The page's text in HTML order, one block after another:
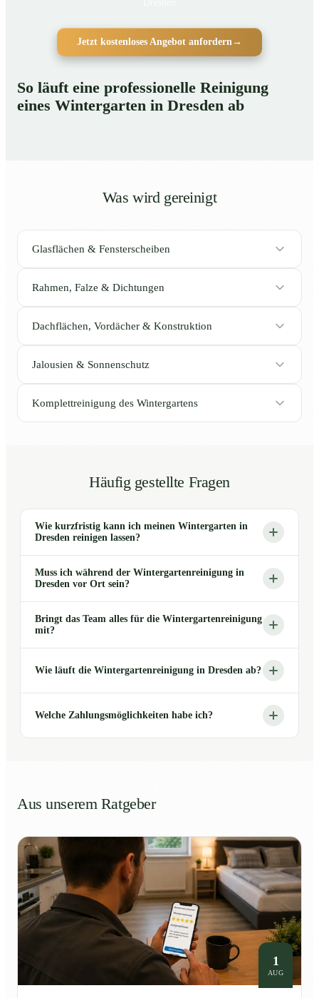
Jetzt kostenloses Angebot anfordern→
So läuft eine professionelle Reinigung
eines Wintergarten in Dresden ab
Was wird gereinigt
Glasflächen & Fensterscheiben
Rahmen, Falze & Dichtungen
Dachflächen, Vordächer & Konstruktion
Jalousien & Sonnenschutz
Komplettreinigung des Wintergartens
Häufig gestellte Fragen
Wie kurzfristig kann ich meinen Wintergarten in
Dresden reinigen lassen?
Muss ich während der Wintergartenreinigung in
Dresden vor Ort sein?
Bringt das Team alles für die Wintergartenreinigung
mit?
Wie läuft die Wintergartenreinigung in Dresden ab?
Welche Zahlungsmöglichkeiten habe ich?
Aus unserem Ratgeber
1
AUG